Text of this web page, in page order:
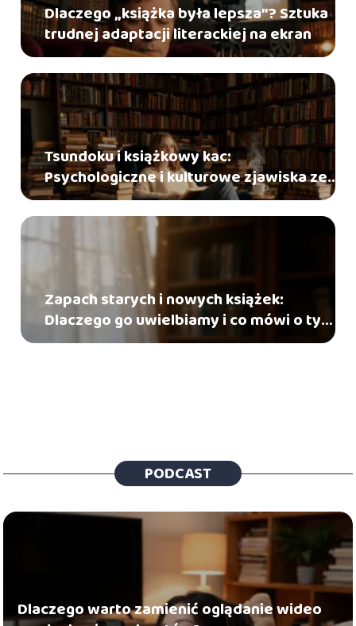
Dlaczego „książka była lepsza”? Sztuka
trudnej adaptacji literackiej na ekran
Tsundoku i książkowy kac:
Psychologiczne i kulturowe zjawiska ze
świata czytelników
Zapach starych i nowych książek:
Dlaczego go uwielbiamy i co mówi o tym
chemia?
PODCAST
Dlaczego warto zamienić oglądanie wideo